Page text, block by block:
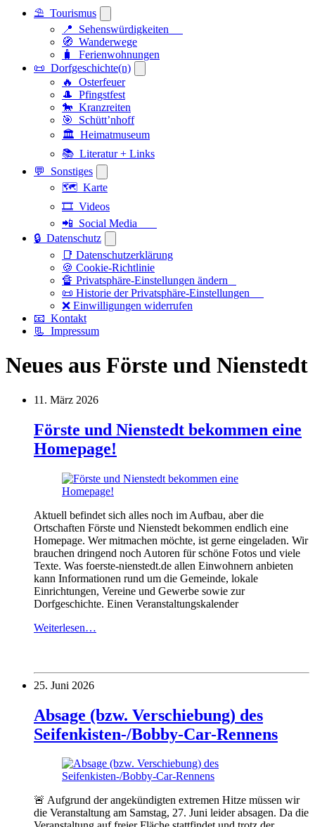
⛱️ Tourismus
📍 Sehenswürdigkeiten
🧭 Wanderwege
🧳 Ferienwohnungen
📜 Dorfgeschichte(n)
🔥 Osterfeuer
🎩 Pfingstfest
🐎 Kranzreiten
🎯 Schütt’nhoff
🏛️ Heimatmuseum
📚 Literatur + Links
💬 Sonstiges
🗺️ Karte
🎞️ Videos
📲 Social Media
🔒 Datenschutz
📑 Datenschutzerklärung
🍪 Cookie-Richtlinie
🔏 Privatsphäre-Einstellungen ändern
📜 Historie der Privatsphäre-Einstellungen
❌ Einwilligungen widerrufen
📧 Kontakt
📃 Impressum
Neues aus Förste und Nienstedt
11. März 2026
Förste und Nienstedt bekommen eine
Homepage!
Aktuell befindet sich alles noch im Aufbau, aber die
Ortschaften Förste und Nienstedt bekommen endlich eine
Homepage. Wer mitmachen möchte, ist gerne eingeladen. Wir
brauchen dringend noch Autoren für schöne Fotos und viele
Texte. Was foerste-nienstedt.de allen Einwohnern anbieten
kann Informationen rund um die Gemeinde, lokale
Einrichtungen, Vereine und Gewerbe sowie zur
Dorfgeschichte. Einen Veranstaltungskalender
Weiterlesen…
25. Juni 2026
Absage (bzw. Verschiebung) des
Seifenkisten-/Bobby-Car-Rennens
🚨 Aufgrund der angekündigten extremen Hitze müssen wir
die Veranstaltung am Samstag, 27. Juni leider absagen. Da die